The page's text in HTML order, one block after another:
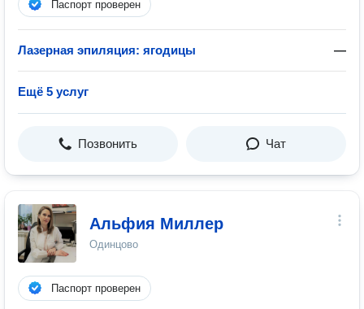
Паспорт проверен
Лазерная эпиляция: ягодицы —
Ещё 5 услуг
Позвонить Чат
Альфия Миллер
Одинцово
Паспорт проверен